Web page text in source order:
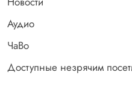
Аудио
ЧаВо
Доступные незрячим